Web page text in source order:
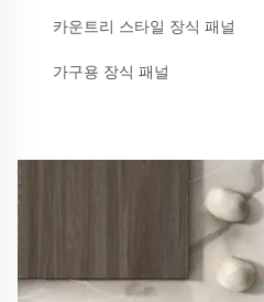
카운트리 스타일 장식 패널
가구용 장식 패널